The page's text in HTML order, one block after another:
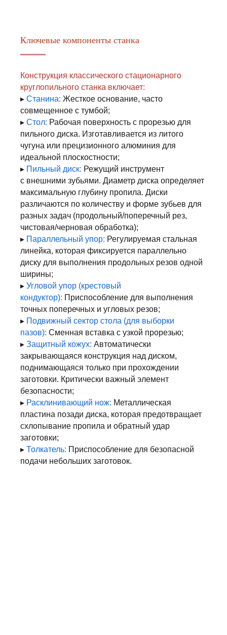
Ключевые компоненты станка
Конструкция классического стационарного
круглопильного станка включает:
▸ Станина: Жесткое основание, часто
совмещенное с тумбой;
▸ Стол: Рабочая поверхность с прорезью для
пильного диска. Изготавливается из литого
чугуна или прецизионного алюминия для
идеальной плоскостности;
▸ Пильный диск: Режущий инструмент
с внешними зубьями. Диаметр диска определяет
максимальную глубину пропила. Диски
различаются по количеству и форме зубьев для
разных задач (продольный/поперечный рез,
чистовая/черновая обработка);
▸ Параллельный упор: Регулируемая стальная
линейка, которая фиксируется параллельно
диску для выполнения продольных резов одной
ширины;
▸ Угловой упор (крестовый
кондуктор): Приспособление для выполнения
точных поперечных и угловых резов;
▸ Подвижный сектор стола (для выборки
пазов): Сменная вставка с узкой прорезью;
▸ Защитный кожух: Автоматически
закрывающаяся конструкция над диском,
поднимающаяся только при прохождении
заготовки. Критически важный элемент
безопасности;
▸ Расклинивающий нож: Металлическая
пластина позади диска, которая предотвращает
схлопывание пропила и обратный удар
заготовки;
▸ Толкатель: Приспособление для безопасной
подачи небольших заготовок.